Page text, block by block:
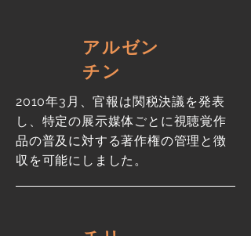
アルゼン
チン
2010年3月、官報は関税決議を発表
し、特定の展示媒体ごとに視聴覚作
品の普及に対する著作権の管理と徴
収を可能にしました。